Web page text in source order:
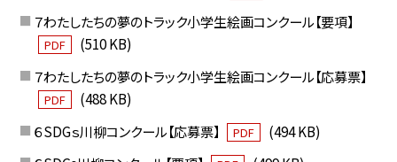
７わたしたちの夢のトラック小学生絵画コンクール【要項】
PDF
(510 KB)
７わたしたちの夢のトラック小学生絵画コンクール【応募票】
PDF
(488 KB)
６SDGｓ川柳コンクール【応募票】
PDF
(494 KB)